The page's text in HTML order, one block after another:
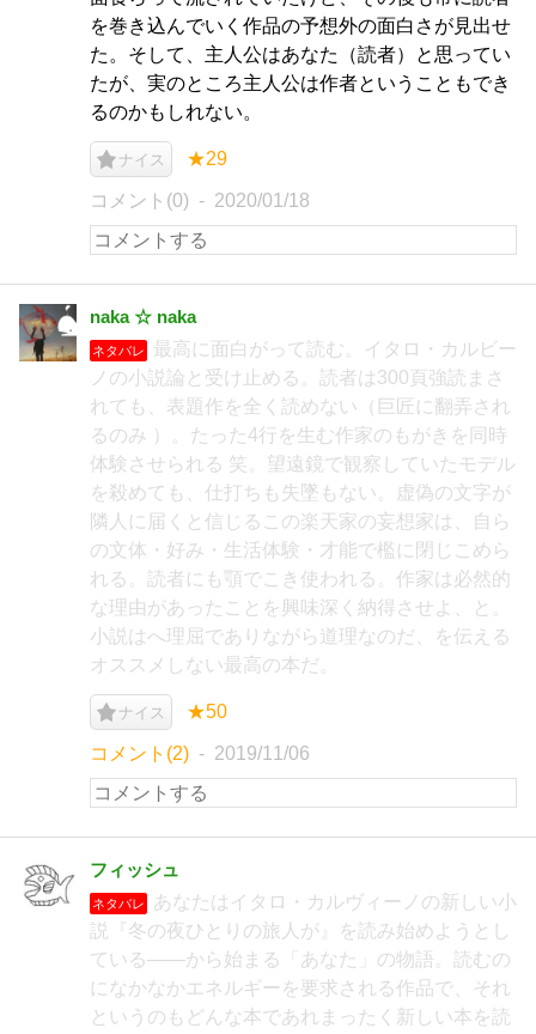
を巻き込んでいく作品の予想外の面白さが見出せ
た。そして、主人公はあなた（読者）と思ってい
たが、実のところ主人公は作者ということもでき
るのかもしれない。
ナイス ★29
コメント(0) 2020/01/18
naka ☆ naka
ネタバレ
最高に面白がって読む。イタロ・カルビー
ノの小説論と受け止める。読者は300頁強読まさ
れても、表題作を全く読めない（巨匠に翻弄され
るのみ ）。たった4行を生む作家のもがきを同時
体験させられる 笑。望遠鏡で観察していたモデル
を殺めても、仕打ちも失墜もない。虚偽の文字が
隣人に届くと信じるこの楽天家の妄想家は、自ら
の文体・好み・生活体験・才能で檻に閉じこめら
れる。読者にも顎でこき使われる。作家は必然的
な理由があったことを興味深く納得させよ、と。
小説はへ理屈でありながら道理なのだ、を伝える
オススメしない最高の本だ。
ナイス ★50
コメント(2) 2019/11/06
フィッシュ
ネタバレ
あなたはイタロ・カルヴィーノの新しい小
説『冬の夜ひとりの旅人が』を読み始めようとし
ている――から始まる「あなた」の物語。読むの
になかなかエネルギーを要求される作品で、それ
というのもどんな本であれまったく新しい本を読